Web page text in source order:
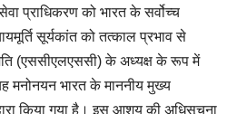
प्राधिकरण को भारत के सर्वोच्च
सूर्यकांत को तत्काल प्रभाव से
(एससीएलएससी) के अध्यक्ष के रूप में
मनोनयन भारत के माननीय मुख्य
किया गया है। इस आशय की अधिसूचना